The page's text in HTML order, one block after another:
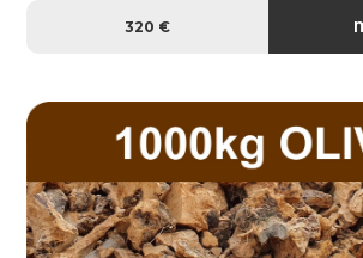
320 €